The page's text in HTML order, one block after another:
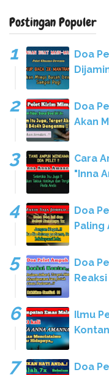
Postingan Populer
Doa
Doa
Akan
Cara
"Inna
Doa
Paling
Doa
Ilmu
Doa